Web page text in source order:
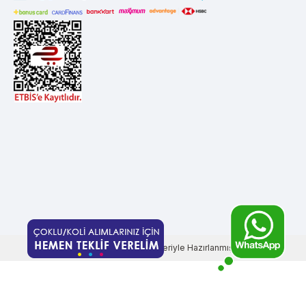
yazıcısını nadiren kullanan kişilerin en önemli sorunları içinde
bulunur. Orijinal kartuşlardan, az sayıda çıktı alan kullanıcılar,
mürekkebin kurumasını engelleyen kimyasal çözeltilerden yararlanır.
Çok yaygın olmasa da günümüzde bu kimyasalı içeren muadil kartuş
seçenekleri bulmak da mümkündür.
Yenilenmiş kartuş,
kartuşlar gibi uzun süre kuruma sorunu yaşamadan muhafaza
edilebilir. Yalnız siyah ve beyaz baskı tercih eden kullanıcılar için
Muadil kartuşlardaki mürekkeplerin diğer önemli avantajı ise
genellikle daha fazla mürekkep içermeleridir. Sonuç itibari ile bu
özelliği muadil kartuşların daha ucuza daha fazla sayfa yazdırması
anlamına gelir. Ancak, ürün kalitesine dikkat edilmesi gerekir.
Kalitesiz muadil kartuşlar, çıktı sayısı konusunda beklentilerinizi
T-SoftE-TicaretSistemleriyle Hazırlanmıştır.